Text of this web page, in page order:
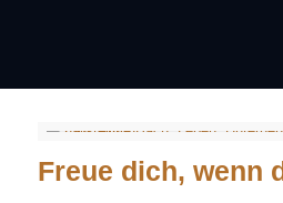
Freue dich, wenn